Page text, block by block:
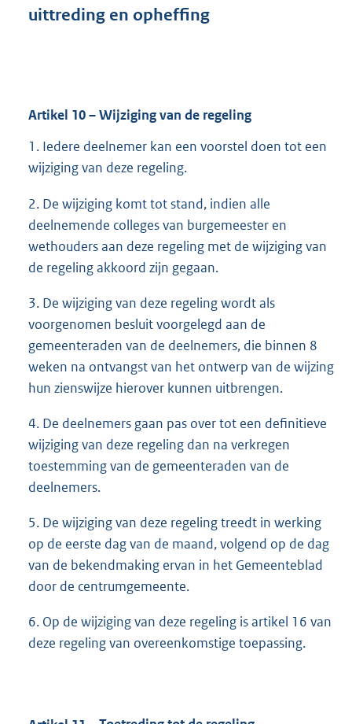
uittreding en opheffing
Artikel 10– Wijziging van de regeling
1. Iedere deelnemer kan een voorstel doen tot een
wijziging van deze regeling.
2. De wijziging komt tot stand, indien alle
deelnemende colleges van burgemeester en
wethouders aan deze regeling met de wijziging van
de regeling akkoord zijn gegaan.
3. De wijziging van deze regeling wordt als
voorgenomen besluit voorgelegd aan de
gemeenteraden van de deelnemers, die binnen 8
weken na ontvangst van het ontwerp van de wijzing
hun zienswijze hierover kunnen uitbrengen.
4. De deelnemers gaan pas over tot een definitieve
wijziging van deze regeling dan na verkregen
toestemming van de gemeenteraden van de
deelnemers.
5. De wijziging van deze regeling treedt in werking
op de eerste dag van de maand, volgend op de dag
van de bekendmaking ervan in het Gemeenteblad
door de centrumgemeente.
6. Op de wijziging van deze regeling is artikel 16 van
deze regeling van overeenkomstige toepassing.